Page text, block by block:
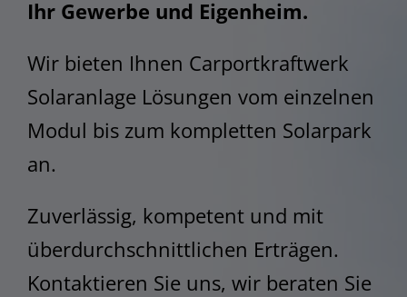
Ihr Gewerbe und Eigenheim.
Wir bieten Ihnen Carportkraftwerk
Solaranlage Lösungen vom einzelnen
Modul bis zum kompletten Solarpark
an.
Zuverlässig, kompetent und mit
überdurchschnittlichen Erträgen.
Kontaktieren Sie uns, wir beraten Sie